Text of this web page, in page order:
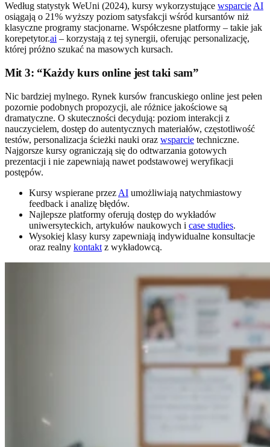
Według statystyk WeUni (2024), kursy wykorzystujące wsparcie AI
osiągają o 21% wyższy poziom satysfakcji wśród kursantów niż
klasyczne programy stacjonarne. Współczesne platformy – takie jak
korepetytor.ai – korzystają z tej synergii, oferując personalizację,
której próżno szukać na masowych kursach.
Mit 3: “Każdy kurs online jest taki sam”
Nic bardziej mylnego. Rynek kursów francuskiego online jest pełen
pozornie podobnych propozycji, ale różnice jakościowe są
dramatyczne. O skuteczności decydują: poziom interakcji z
nauczycielem, dostęp do autentycznych materiałów, częstotliwość
testów, personalizacja ścieżki nauki oraz wsparcie techniczne.
Najgorsze kursy ograniczają się do odtwarzania gotowych
prezentacji i nie zapewniają nawet podstawowej weryfikacji
postępów.
Kursy wspierane przez AI umożliwiają natychmiastowy
feedback i analizę błędów.
Najlepsze platformy oferują dostęp do wykładów
uniwersyteckich, artykułów naukowych i case studies.
Wysokiej klasy kursy zapewniają indywidualne konsultacje
oraz realny kontakt z wykładowcą.